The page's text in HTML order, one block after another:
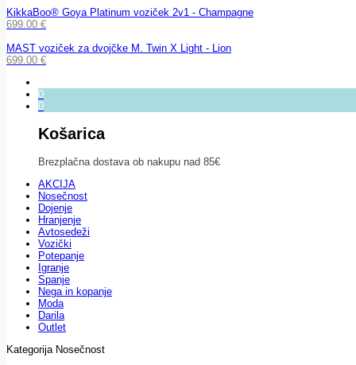
KikkaBoo® Goya Platinum voziček 2v1 - Champagne
699.00 €
MAST voziček za dvojčke M. Twin X Light - Lion
699.00 €
0
0
Košarica
Brezplačna dostava ob nakupu nad 85€
AKCIJA
Nosečnost
Dojenje
Hranjenje
Avtosedeži
Vozički
Potepanje
Igranje
Spanje
Nega in kopanje
Moda
Darila
Outlet
Kategorija Nosečnost